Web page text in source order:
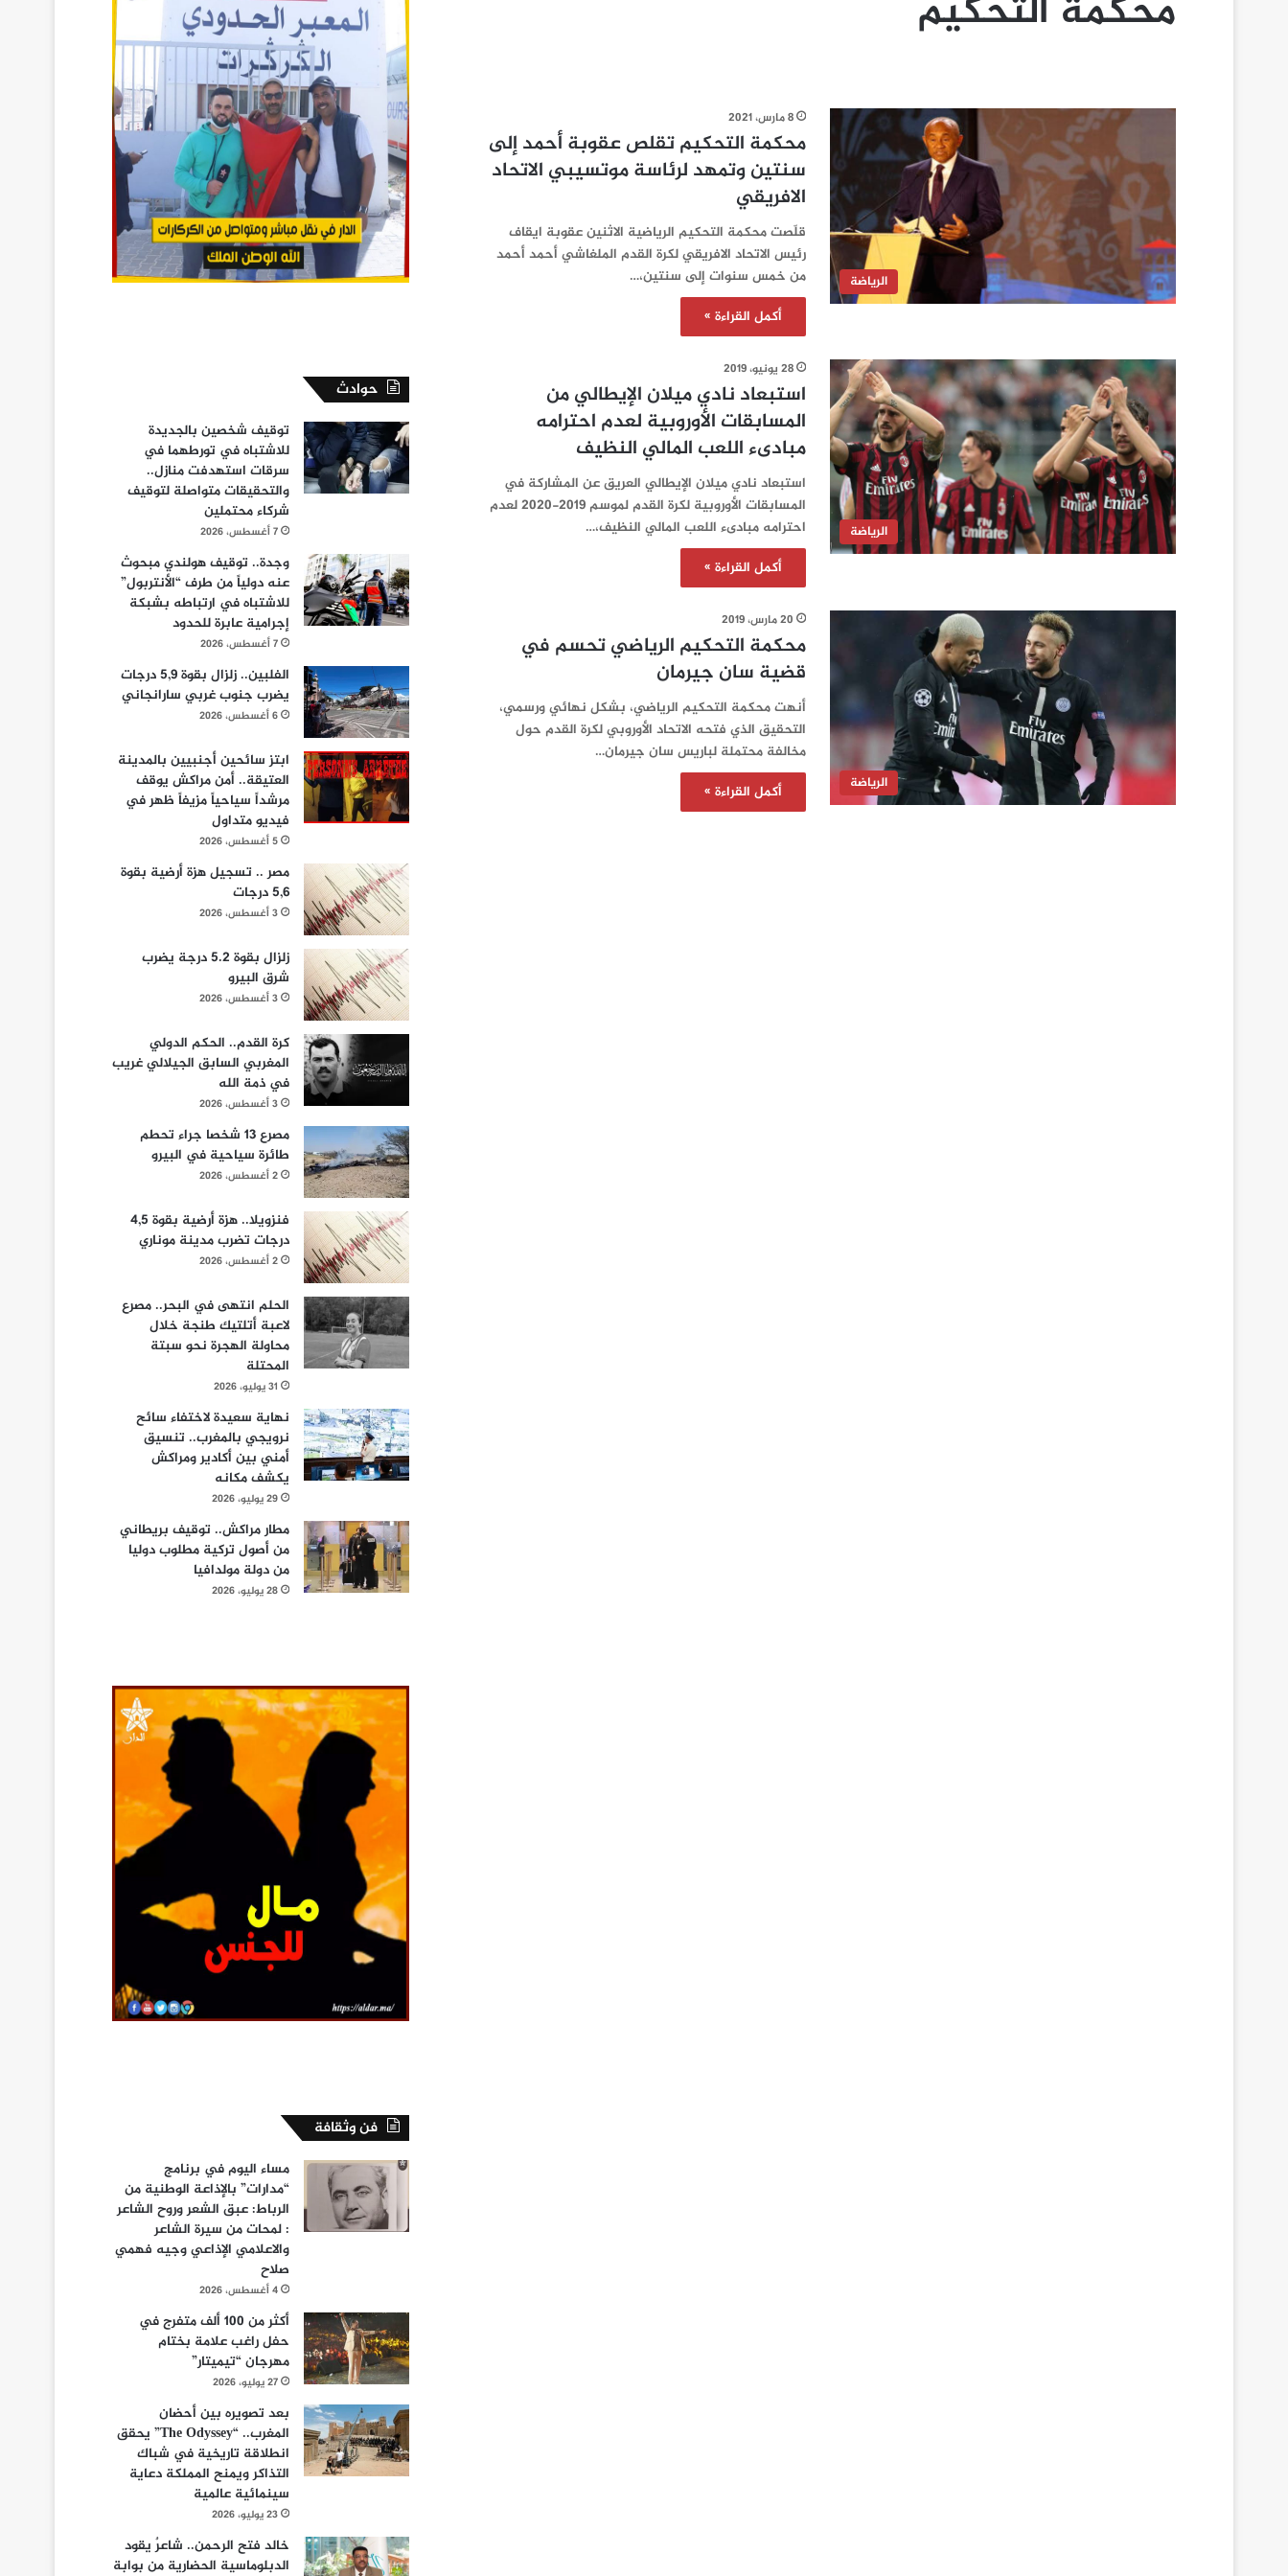
محكمة التحكيم
الرياضة
8 مارس، 2021
محكمة التحكيم تقلص عقوبة أحمد إلى
سنتين وتمهد لرئاسة موتسيبي الاتحاد
الافريقي
قلّصت محكمة التحكيم الرياضية الاثنين عقوبة ايقاف
رئيس الاتحاد الافريقي لكرة القدم الملغاشي أحمد أحمد
من خمس سنوات إلى سنتين،…
أكمل القراءة »
الرياضة
28 يونيو، 2019
استبعاد نادي ميلان الإيطالي من
المسابقات الأوروبية لعدم احترامه
مبادىء اللعب المالي النظيف
استبعاد نادي ميلان الإيطالي العريق عن المشاركة في
المسابقات الأوروبية لكرة القدم لموسم 2019-2020 لعدم
احترامه مبادىء اللعب المالي النظيف،…
أكمل القراءة »
الرياضة
20 مارس، 2019
محكمة التحكيم الرياضي تحسم في
قضية سان جيرمان
أنهت محكمة التحكيم الرياضي، بشكل نهائي ورسمي،
التحقيق الذي فتحه الاتحاد الأوروبي لكرة القدم حول
مخالفة محتملة لباريس سان جيرمان…
أكمل القراءة »
حوادث
توقيف شخصين بالجديدة
للاشتباه في تورطهما في
سرقات استهدفت منازل..
والتحقيقات متواصلة لتوقيف
شركاء محتملين
7 أغسطس، 2026
وجدة.. توقيف هولندي مبحوث
عنه دولياً من طرف “الأنتربول”
للاشتباه في ارتباطه بشبكة
إجرامية عابرة للحدود
7 أغسطس، 2026
الفلبين.. زلزال بقوة 5,9 درجات
يضرب جنوب غربي سارانجاني
6 أغسطس، 2026
ابتز سائحين أجنبيين بالمدينة
العتيقة.. أمن مراكش يوقف
مرشداً سياحياً مزيفاً ظهر في
فيديو متداول
5 أغسطس، 2026
مصر .. تسجيل هزة أرضية بقوة
5,6 درجات
3 أغسطس، 2026
زلزال بقوة 5.2 درجة يضرب
شرق البيرو
3 أغسطس، 2026
كرة القدم.. الحكم الدولي
المغربي السابق الجيلالي غريب
في ذمة الله
3 أغسطس، 2026
مصرع 13 شخصا جراء تحطم
طائرة سياحية في البيرو
2 أغسطس، 2026
فنزويلا.. هزة أرضية بقوة 4,5
درجات تضرب مدينة موناري
2 أغسطس، 2026
الحلم انتهى في البحر.. مصرع
لاعبة أتلتيك طنجة خلال
محاولة الهجرة نحو سبتة
المحتلة
31 يوليو، 2026
نهاية سعيدة لاختفاء سائح
نرويجي بالمغرب.. تنسيق
أمني بين أكادير ومراكش
يكشف مكانه
29 يوليو، 2026
مطار مراكش.. توقيف بريطاني
من أصول تركية مطلوب دوليا
من دولة مولدافيا
28 يوليو، 2026
فن وثقافة
مساء اليوم في برنامج
“مدارات” بالإذاعة الوطنية من
الرباط: عبق الشعر وروح الشاعر
: لمحات من سيرة الشاعر
والاعلامي الإذاعي وجيه فهمي
صلاح
4 أغسطس، 2026
أكثر من 100 ألف متفرج في
حفل راغب علامة بختام
مهرجان “تيميتار”
27 يوليو، 2026
بعد تصويره بين أحضان
المغرب.. “The Odyssey” يحقق
انطلاقة تاريخية في شباك
التذاكر ويمنح المملكة دعاية
سينمائية عالمية
23 يوليو، 2026
خالد فتح الرحمن.. شاعرٌ يقود
الدبلوماسية الحضارية من بوابة